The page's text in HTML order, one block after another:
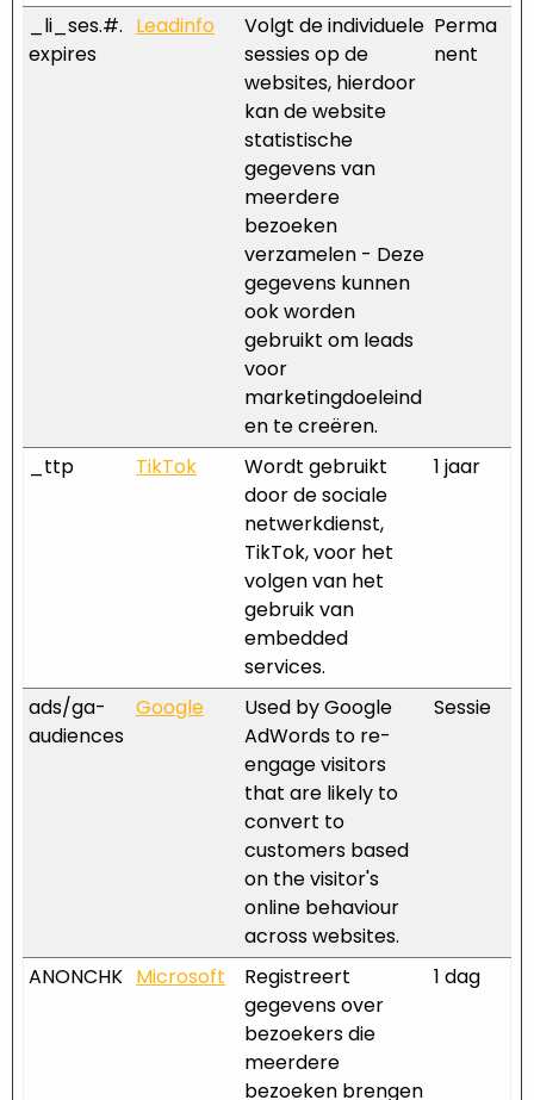
_li_ses.#.
expires
Leadinfo
Volgt de individuele
sessies op de
websites, hierdoor
kan de website
statistische
gegevens van
meerdere
bezoeken
verzamelen - Deze
gegevens kunnen
ook worden
gebruikt om leads
voor
marketingdoeleind
en te creëren.
Perma
nent
_ttp TikTok
Wordt gebruikt
door de sociale
netwerkdienst,
TikTok, voor het
volgen van het
gebruik van
embedded
services.
1 jaar
ads/ga-
audiences
Google
Used by Google
AdWords to re-
engage visitors
that are likely to
convert to
customers based
on the visitor's
online behaviour
across websites.
Sessie
ANONCHK Microsoft
Registreert
gegevens over
bezoekers die
meerdere
bezoeken brengen
1 dag